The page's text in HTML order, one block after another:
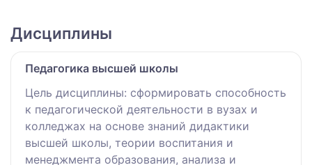
Дисциплины
Педагогика высшей школы
Цель дисциплины: сформировать способность
к педагогической деятельности в вузах и
колледжах на основе знаний дидактики
высшей школы, теории воспитания и
менеджмента образования, анализа и